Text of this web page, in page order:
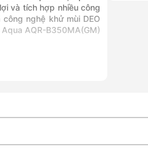
và tích hợp nhiều công
nghệ khử mùi DEO
AQR-B350MA(GM)
hoạt nhiệt độ từ -18°C